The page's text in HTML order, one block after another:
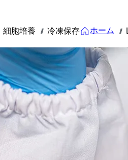
細胞培養 /// 冷凍保存 ホーム ///